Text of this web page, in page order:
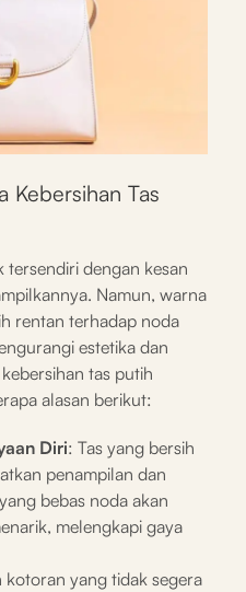
Kebersihan Tas
tersendiri dengan kesan
Namun, warna
rentan terhadap noda
estetika dan
tas putih
alasan berikut:
Diri: Tas yang bersih
penampilan dan
bebas noda akan
melengkapi gaya
kotoran yang tidak segera